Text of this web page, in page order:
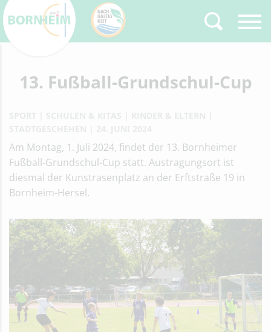
Zurück
Type 2 or more
characters for results.
13. Fußball-Grundschul-Cup
Am Montag, 1. Juli 2024, findet der 13. Bornheimer
Fußball-Grundschul-Cup statt. Austragungsort ist
diesmal der Kunstrasenplatz an der Erftstraße 19 in
Bornheim-Hersel.